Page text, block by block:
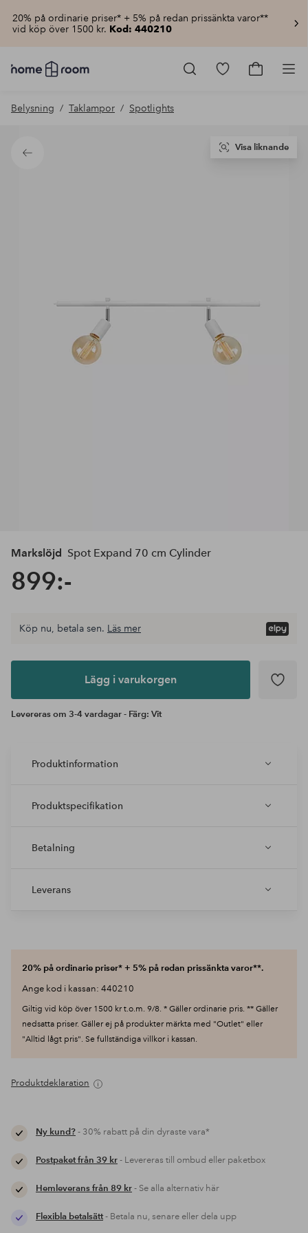
20% på ordinarie priser* + 5% på redan prissänkta varor**
vid köp över 1500 kr. Kod: 440210
Homeroom
–
hemmet
pris
Gå
Gå
Belysning Taklampor Spotlights
Tillbaka
Visa liknande
Markslöjd Spot Expand 70 cm Cylinder
899:-
Lägg i
Köp nu, betala sen. Läs mer
Lägg i varukorgen
Levereras om 3-4 vardagar - Färg: Vit
Produktinformation
Produktspecifikation
Betalning
Leverans
20% på ordinarie priser* + 5% på redan prissänkta varor**.
Ange kod i kassan: 440210
Giltig vid köp över 1500 kr t.o.m. 9/8. * Gäller ordinarie pris. ** Gäller
nedsatta priser. Gäller ej på produkter märkta med "Outlet" eller
"Alltid lågt pris". Se fullständiga villkor i kassan.
Produktdeklaration
Ny kund?- 30% rabatt på din dyraste vara*
Postpaket från 39 kr- Levereras till ombud eller paketbox
Hemleverans från 89 kr- Se alla alternativ här
Flexibla betalsätt- Betala nu, senare eller dela upp